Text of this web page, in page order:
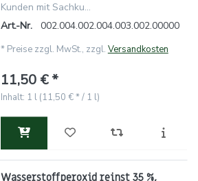
Kunden mit Sachku...
Art.-Nr.
002.004.002.004.003.002.00000
* Preise zzgl. MwSt., zzgl. Versandkosten
11,50 € *
Inhalt: 1 l (11,50 € * / 1 l)
Wasserstoffperoxid reinst 35 %,